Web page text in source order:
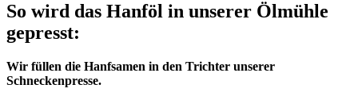
So wird das Hanföl in unserer Ölmühle
gepresst:
Wir füllen die Hanfsamen in den Trichter unserer
Schneckenpresse.